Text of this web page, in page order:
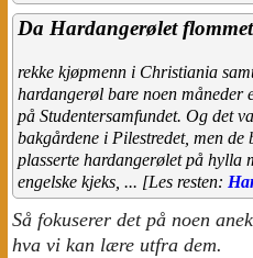
Da Hardangerølet
rekke kjøpmenn i Christiania
hardangerøl bare noen måneder
på Studentersamfundet. Og det
bakgårdene i Pilestredet, men de
plasserte hardangerølet på hylla
engelske kjeks, ... [Les resten:
Så fokuserer det på noen
hva vi kan lære utfra dem.